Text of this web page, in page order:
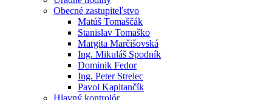
Obecné zastupiteľstvo
Matúš Tomaščák
Stanislav Tomaško
Margita Marčišovská
Ing. Mikuláš Spodník
Dominik Fedor
Ing. Peter Strelec
Pavol Kapitančík
Hlavný kontrolór